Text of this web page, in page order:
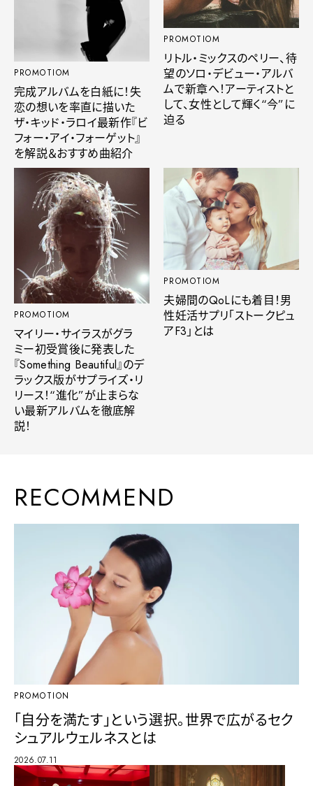
PROMOTIOM
完成アルバムを白紙に！失
恋の想いを率直に描いた
ザ・キッド・ラロイ最新作『ビ
フォー・アイ・フォーゲット』
を解説＆おすすめ曲紹介
PROMOTIOM
リトル・ミックスのペリー、待
望のソロ・デビュー・アルバ
ムで新章へ！アーティストと
して、女性として輝く“今”に
迫る
PROMOTIOM
マイリー・サイラスがグラ
ミー初受賞後に発表した
『Something Beautiful』のデ
ラックス版がサプライズ・リ
リース！“進化”が止まらな
い最新アルバムを徹底解
説！
PROMOTIOM
夫婦間のQoLにも着目！男
性妊活サプリ「ストークピュ
アF3」とは
RECOMMEND
PROMOTION
「自分を満たす」という選択。世界で広がるセク
シュアルウェルネスとは
2026.07.11